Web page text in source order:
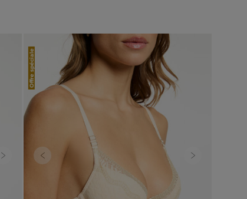
Next
Offre spéciale
Previous Next